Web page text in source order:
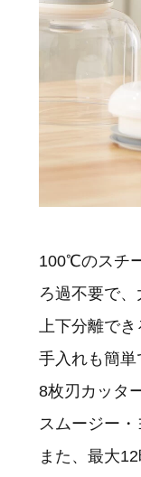
100℃のスチ
ろ過不要で
上下分離で
手入れも簡単
8枚刃カッタ
スムージー・
また、最大